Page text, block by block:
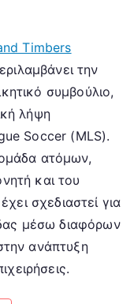
Timbers
την
συμβούλιο,
λήψη
Soccer (MLS).
ατόμων,
και του
σχεδιαστεί για
μέσω διαφόρων
ανάπτυξη